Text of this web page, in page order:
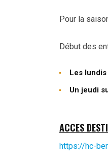
Pour la
Début des
Les
Un jeudi
ACCES
https://hc-